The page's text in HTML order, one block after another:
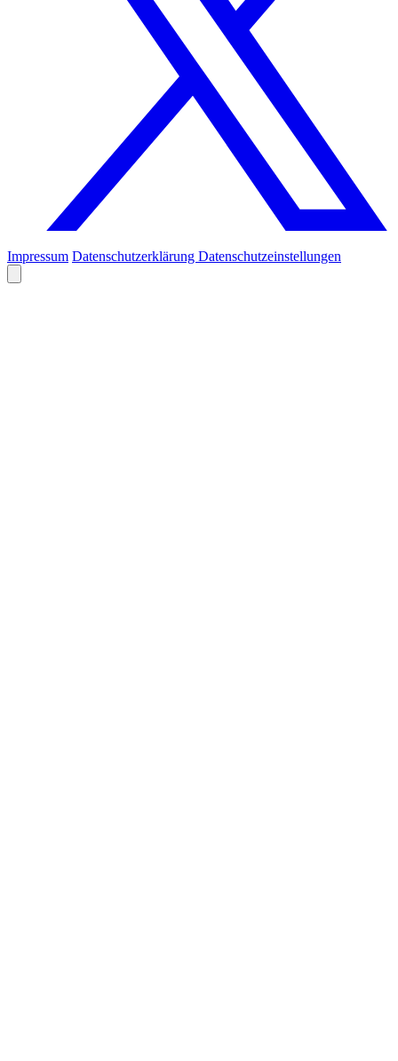
Impressum Datenschutzerklärung Datenschutzeinstellungen